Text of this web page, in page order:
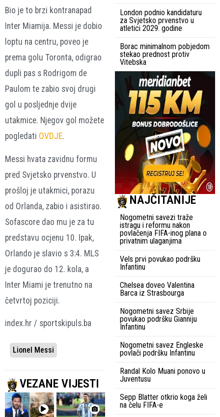
Bio je to brzi kontranapad
Inter Miamija. Messi je dobio
loptu na centru, poveo je
prema golu Toronta, odigrao
dupli pas s Rodrigom de
Paulom te zabio svoj drugi
gol u posljednje dvije
utakmice. Njegov gol možete
pogledati OVDJE.
Messi hvata zavidnu formu
pred Svjetsko prvenstvo. U
prošloj je utakmici, porazu
od Orlanda, zabio i asistirao.
Sofascore dao mu je za tu
predstavu ocjenu 10. Ipak,
Orlando je slavio s 3:4. MLS
je dogurao do 12. kola, a
Inter Miami je trenutno na
četvrtoj poziciji.
index.hr / sportskipuls.ba
Lionel Messi
VEZANE VIJESTI
London podnio kandidaturu
za Svjetsko prvenstvo u
atletici 2029. godine
Borac minimalnom pobjedom
stekao prednost protiv
Vitebska
NAJČITANIJE
Nogometni savezi traže
istragu i reformu nakon
povlačenja FIFA-inog plana o
privatnim ulaganjima
Vels prvi povukao podršku
Infantinu
Chelsea doveo Valentina
Barca iz Strasbourga
Nogometni savez Srbije
povukao podršku Gianniju
Infantinu
Nogometni savez Engleske
povlači podršku Infantinu
Randal Kolo Muani ponovo u
Juventusu
Sepp Blatter otkrio koga želi
na čelu FIFA-e